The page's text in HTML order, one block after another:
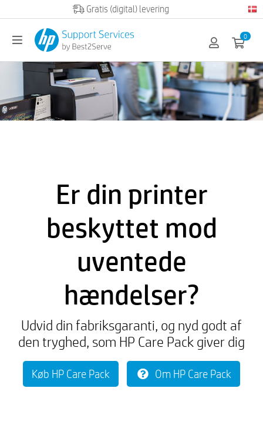
Official HP partner
0
Er din printer
beskyttet mod
uventede
hændelser?
Udvid din fabriksgaranti, og nyd godt af
den tryghed, som HP Care Pack giver dig
Køb HP Care Pack Om HP Care Pack